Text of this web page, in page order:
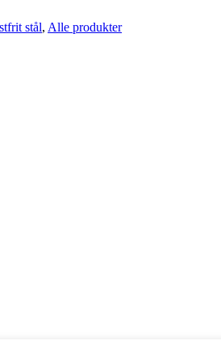
stål, Alle produkter